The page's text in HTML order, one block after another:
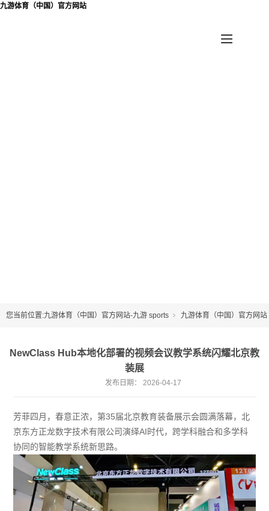
九游体育（中国）官方网站
您当前位置:九游体育（中国）官方网站-九游 sports 九游体育（中国）官方网站
NewClass Hub本地化部署的视频会议教学系统闪耀北京教
装展
发布日期： 2026-04-17
芳菲四月，春意正浓，第35届北京教育装备展示会圆满落幕，北
京东方正龙数字技术有限公司演绎AI时代，跨学科融合和多学科
协同的智能教学系统新思路。